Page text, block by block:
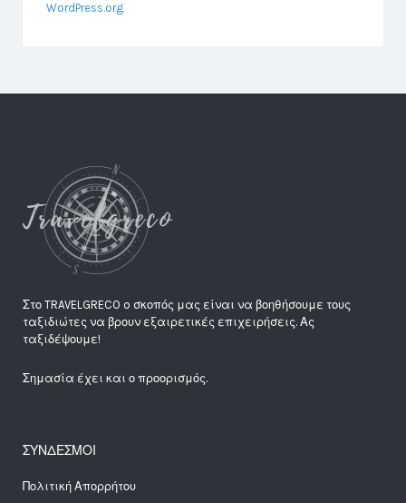
WordPress.org
Στο TRAVELGRECO o σκοπός μας είναι να βοηθήσουμε τους
ταξιδιώτες να βρουν εξαιρετικές επιχειρήσεις. Ας
ταξιδέψουμε!
Σημασία έχει και ο προορισμός.
ΣΥΝΔΕΣΜΟΙ
Πολιτική Απορρήτου